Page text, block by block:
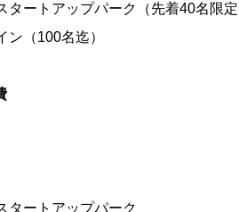
タートアップパーク（先着40名限定
ン（100名迄）
タートアップパーク